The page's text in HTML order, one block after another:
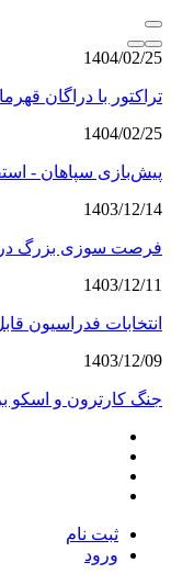
1404/02/25
تراکتور با دراگان
1404/02/25
پیش‌بازی سپاهان -
1403/12/14
فرصت سوزی بزرگ در
1403/12/11
انتخابات فدراسیون
1403/12/09
جنگ کارترون و اسکو
ثبت نام
ورود